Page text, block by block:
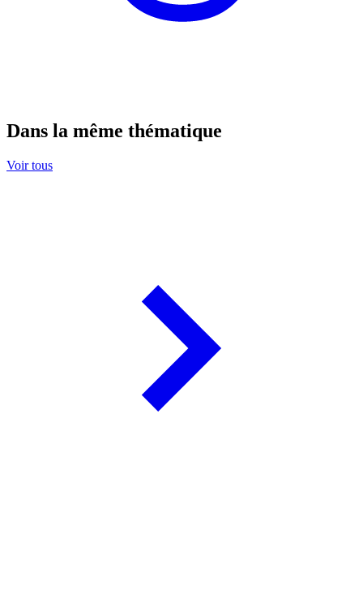
Dans la même thématique
Voir tous